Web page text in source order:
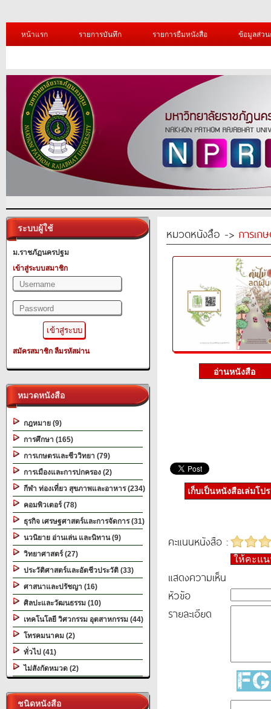
หน้าแรก รายการบันทึก รายการยืมหนังสือ ข้อมูลส่ว
ระบบผู้ใช้
ม.ราชภัฏนครปฐม
เข้าสู่ระบบสมาชิก
สมัครสมาชิก ลืมรหัสผ่าน
หมวดหนังสือ
กฎหมาย (9)
การศึกษา (165)
การเกษตรและชีววิทยา (79)
การเมืองและการปกครอง (2)
กีฬา ท่องเที่ยว สุขภาพและอาหาร (234)
คอมพิวเตอร์ (78)
ธุรกิจ เศรษฐศาสตร์และการจัดการ (31)
นวนิยาย อ่านเล่น และนิทาน (9)
วิทยาศาสตร์ (27)
ประวัติศาสตร์และอัตชีวประวัติ (33)
ศาสนาและปรัชญา (16)
ศิลปะและวัฒนธรรม (10)
เทคโนโลยี วิศวกรรม อุตสาหกรรม (44)
โทรคมนาคม (2)
ทั่วไป (41)
ไม่สังกัดหมวด (2)
ชนิดหนังสือ
หมวดหนังสือ -> การเก
เก็บเป็นหนังสือเล่มโป
คะแนนหนังสือ :
ให้คะแ
แสดงความเห็น
หัวข้อ
รายละเอียด